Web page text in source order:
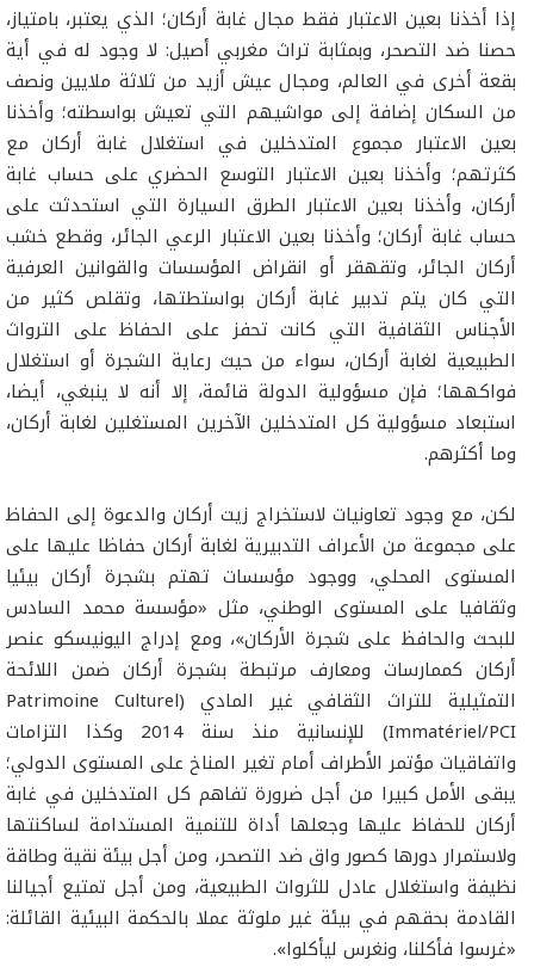
إذا أخذنا بعين الاعتبار فقط مجال غابة أركان؛ الذي يعتبر، بامتياز،
حصنا ضد التصحر، وبمثابة تراث مغربي أصيل: لا وجود له في أية
بقعة أخرى في العالم، ومجال عيش أزيد من ثلاثة ملايين ونصف
من السكان إضافة إلى مواشيهم التي تعيش بواسطته؛ وأخذنا
بعين الاعتبار مجموع المتدخلين في استغلال غابة أركان مع
كثرتهم؛ وأخذنا بعين الاعتبار التوسع الحضري على حساب غابة
أركان، وأخذنا بعين الاعتبار الطرق السيارة التي استحدثت على
حساب غابة أركان؛ وأخذنا بعين الاعتبار الرعي الجائر، وقطع خشب
أركان الجائر، وتقهقر أو انقراض المؤسسات والقوانين العرفية
التي كان يتم تدبير غابة أركان بواستطتها، وتقلص كثير من
الأجناس الثقافية التي كانت تحفز على الحفاظ على الترواث
الطبيعية لغابة أركان، سواء من حيث رعاية الشجرة أو استغلال
فواكهها؛ فإن مسؤولية الدولة قائمة، إلا أنه لا ينبغي، أيضا،
استبعاد مسؤولية كل المتدخلين الآخرين المستغلين لغابة أركان،
وما أكثرهم.
لكن، مع وجود تعاونيات لاستخراج زيت أركان والدعوة إلى الحفاظ
على مجموعة من الأعراف التدبيرية لغابة أركان حفاظا عليها على
المستوى المحلي، ووجود مؤسسات تهتم بشجرة أركان بيئيا
وثقافيا على المستوى الوطني، مثل «مؤسسة محمد السادس
للبحث والحافظ على شجرة الأركان»، ومع إدراج اليونيسكو عنصر
أركان كممارسات ومعارف مرتبطة بشجرة أركان ضمن اللائحة
التمثيلية للتراث الثقافي غير المادي (Patrimoine Culturel
Immatériel/PCI) للإنسانية منذ سنة 2014 وكذا التزامات
واتفاقيات مؤتمر الأطراف أمام تغير المناخ على المستوى الدولي؛
يبقى الأمل كبيرا من أجل ضرورة تفاهم كل المتدخلين في غابة
أركان للحفاظ عليها وجعلها أداة للتنمية المستدامة لساكنتها
ولاستمرار دورها كصور واق ضد التصحر، ومن أجل بيئة نقية وطاقة
نظيفة واستغلال عادل للثروات الطبيعية، ومن أجل تمتيع أجيالنا
القادمة بحقهم في بيئة غير ملوثة عملا بالحكمة البيئية القائلة:
«غرسوا فأكلنا، ونغرس ليأكلوا».